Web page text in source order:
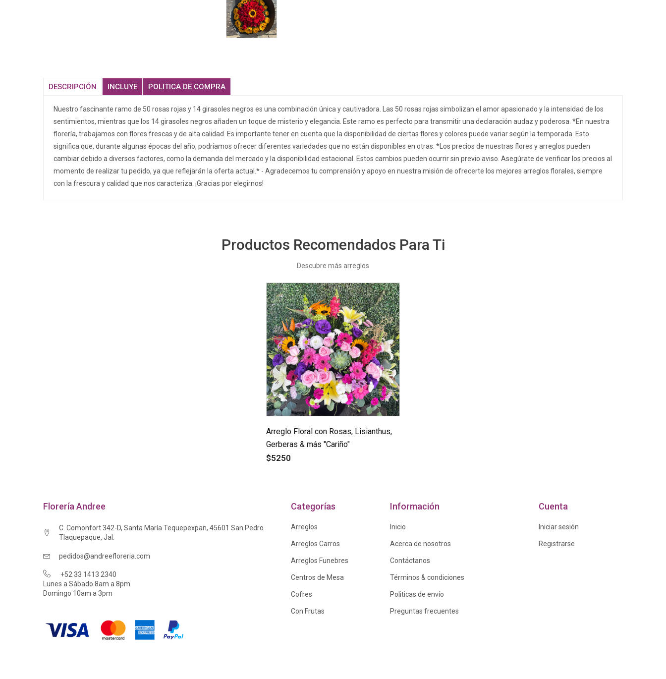
DESCRIPCIÓN INCLUYE POLITICA DE COMPRA
Nuestro fascinante ramo de 50 rosas rojas y 14 girasoles negros es una combinación única y cautivadora. Las 50 rosas rojas simbolizan el amor apasionado y la intensidad de los
sentimientos, mientras que los 14 girasoles negros añaden un toque de misterio y elegancia. Este ramo es perfecto para transmitir una declaración audaz y poderosa. *En nuestra
florería, trabajamos con flores frescas y de alta calidad. Es importante tener en cuenta que la disponibilidad de ciertas flores y colores puede variar según la temporada. Esto
significa que, durante algunas épocas del año, podríamos ofrecer diferentes variedades que no están disponibles en otras. *Los precios de nuestras flores y arreglos pueden
cambiar debido a diversos factores, como la demanda del mercado y la disponibilidad estacional. Estos cambios pueden ocurrir sin previo aviso. Asegúrate de verificar los precios al
momento de realizar tu pedido, ya que reflejarán la oferta actual.* - Agradecemos tu comprensión y apoyo en nuestra misión de ofrecerte los mejores arreglos florales, siempre
con la frescura y calidad que nos caracteriza. ¡Gracias por elegirnos!
Productos Recomendados Para Ti
Descubre más arreglos
Arreglo Floral con Rosas, Lisianthus,
Gerberas & más "Cariño"
$5250
Florería Andree
C. Comonfort 342-D, Santa María Tequepexpan, 45601 San Pedro
Tlaquepaque, Jal.
pedidos@andreefloreria.com
+52 33 1413 2340
Lunes a Sábado 8am a 8pm
Domingo 10am a 3pm
Categorías
Arreglos
Arreglos Carros
Arreglos Funebres
Centros de Mesa
Cofres
Con Frutas
Información
Inicio
Acerca de nosotros
Contáctanos
Términos & condiciones
Politicas de envío
Preguntas frecuentes
Cuenta
Iniciar sesión
Registrarse